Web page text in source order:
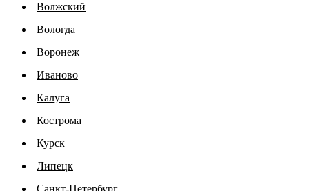
Волжский
Вологда
Воронеж
Иваново
Калуга
Кострома
Курск
Липецк